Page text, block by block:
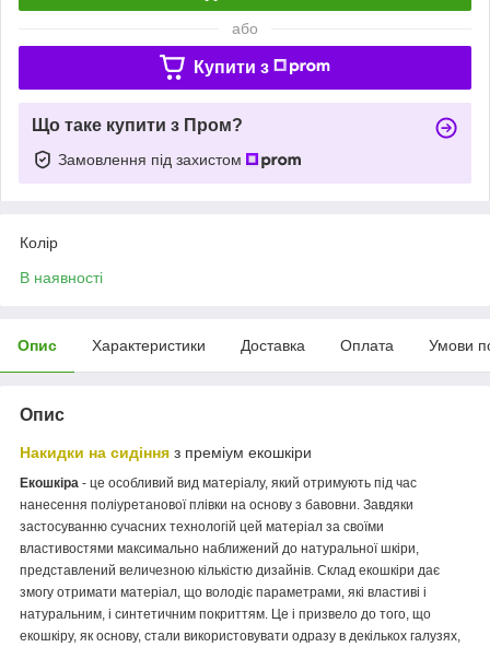
або
Купити з
Що таке купити з Пром?
Замовлення під захистом
Колір
В наявності
Опис Характеристики Доставка Оплата Умови
Опис
Накидки на сидіння з преміум екошкіри
Екошкіра - це особливий вид матеріалу, який отримують під час
нанесення поліуретанової плівки на основу з бавовни. Завдяки
застосуванню сучасних технологій цей матеріал за своїми
властивостями максимально наближений до натуральної шкіри,
представлений величезною кількістю дизайнів. Склад екошкіри дає
змогу отримати матеріал, що володіє параметрами, які властиві і
натуральним, і синтетичним покриттям. Це і призвело до того, що
екошкіру, як основу, стали використовувати одразу в декількох галузях,